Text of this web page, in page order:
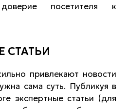
доверие посетителя к
СТАТЬИ
привлекают новости
сама суть. Публикуя в
экспертные статьи (для